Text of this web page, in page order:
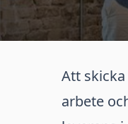
Att
arbete